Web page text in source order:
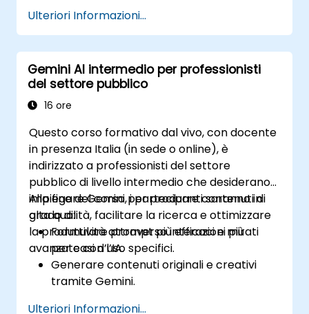
Ulteriori Informazioni...
Gemini AI intermedio per professionisti
del settore pubblico
16 ore
Questo corso formativo dal vivo, con docente
in presenza Italia (in sede o online), è
indirizzato a professionisti del settore
pubblico di livello intermedio che desiderano
impiegare Gemini per produrre contenuti di
alta qualità, facilitare la ricerca e ottimizzare
la produttività attraverso interazioni più
avanzate con l’IA.
Alla fine del corso, i partecipanti saranno in
grado di:
Formulare prompt più efficaci e mirati
per casi d’uso specifici.
Generare contenuti originali e creativi
tramite Gemini.
Ulteriori Informazioni...